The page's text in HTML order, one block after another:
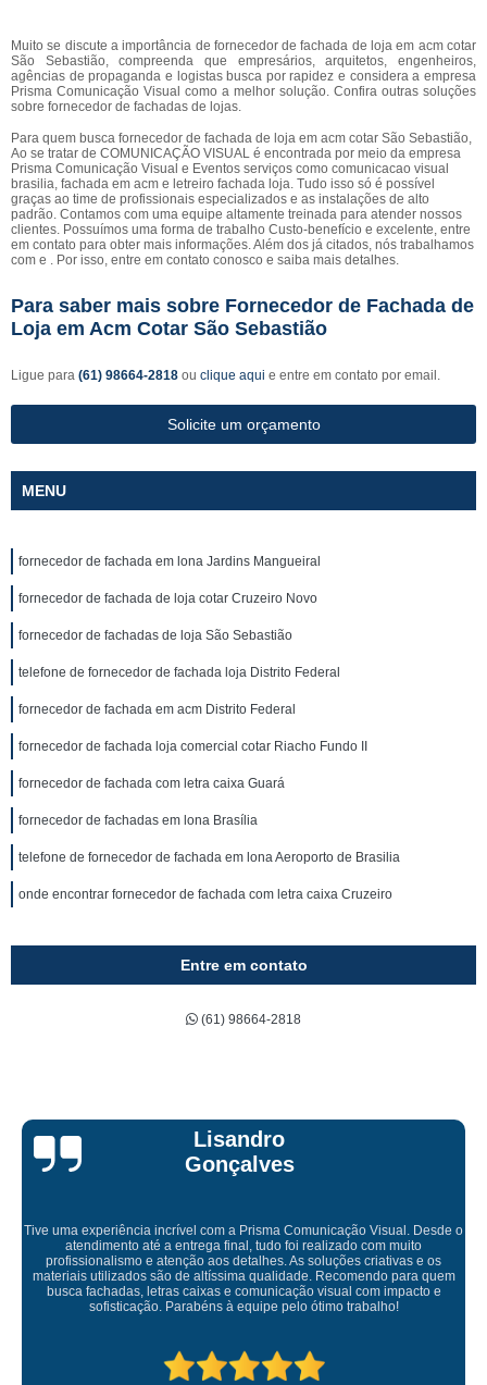
Muito se discute a importância de fornecedor de fachada de loja em acm cotar
São Sebastião, compreenda que empresários, arquitetos, engenheiros,
agências de propaganda e logistas busca por rapidez e considera a empresa
Prisma Comunicação Visual como a melhor solução. Confira outras soluções
sobre fornecedor de fachadas de lojas.
Para quem busca fornecedor de fachada de loja em acm cotar São Sebastião,
Ao se tratar de COMUNICAÇÃO VISUAL é encontrada por meio da empresa
Prisma Comunicação Visual e Eventos serviços como comunicacao visual
brasilia, fachada em acm e letreiro fachada loja. Tudo isso só é possível
graças ao time de profissionais especializados e as instalações de alto
padrão. Contamos com uma equipe altamente treinada para atender nossos
clientes. Possuímos uma forma de trabalho Custo-benefício e excelente, entre
em contato para obter mais informações. Além dos já citados, nós trabalhamos
com e . Por isso, entre em contato conosco e saiba mais detalhes.
Para saber mais sobre Fornecedor de Fachada de
Loja em Acm Cotar São Sebastião
Ligue para (61) 98664-2818 ou clique aqui e entre em contato por email.
Solicite um orçamento
MENU
fornecedor de fachada em lona Jardins Mangueiral
fornecedor de fachada de loja cotar Cruzeiro Novo
fornecedor de fachadas de loja São Sebastião
telefone de fornecedor de fachada loja Distrito Federal
fornecedor de fachada em acm Distrito Federal
fornecedor de fachada loja comercial cotar Riacho Fundo II
fornecedor de fachada com letra caixa Guará
fornecedor de fachadas em lona Brasília
telefone de fornecedor de fachada em lona Aeroporto de Brasilia
onde encontrar fornecedor de fachada com letra caixa Cruzeiro
Entre em contato
(61) 98664-2818
Bruna Eduarda
Empresa maravilhosa, entregue antes do prazo e a instalação da
ficou perfeita, indico de olhos fechados